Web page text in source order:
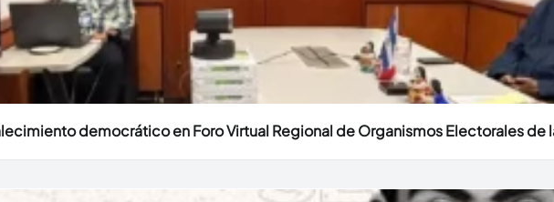
democrático en Foro Virtual Regional de Organismos Electorales de